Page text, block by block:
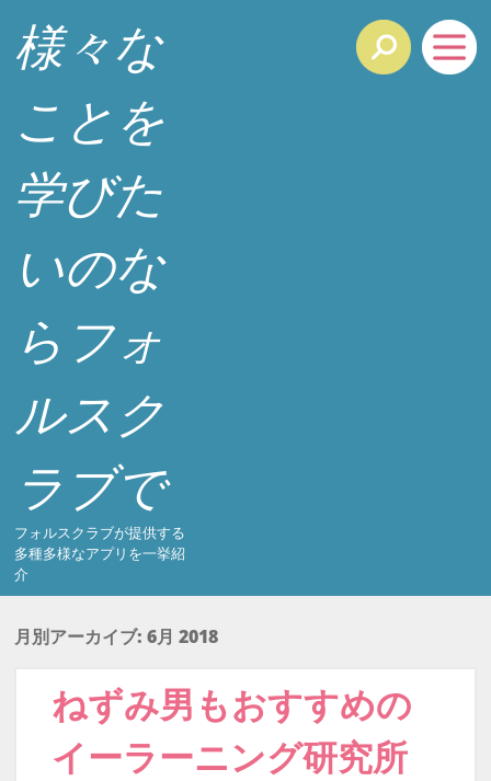
様々な
ことを
学びた
いのな
らフォ
ルスク
ラブで
フォルスクラブが提供する
多種多様なアプリを一挙紹
介
月別アーカイブ: 6月 2018
ねずみ男もおすすめの
イーラーニング研究所